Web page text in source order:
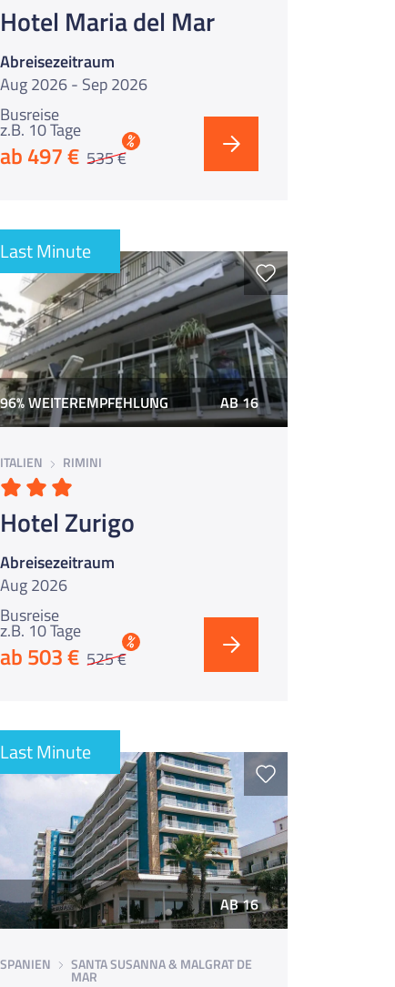
Hotel Maria del Mar
Abreisezeitraum
Aug 2026 - Sep 2026
Busreise
z.B. 10 Tage
ab 497 € 535 €
%
Last Minute
96% WEITEREMPFEHLUNG AB 16
ITALIEN RIMINI
Hotel Zurigo
Abreisezeitraum
Aug 2026
Busreise
z.B. 10 Tage
ab 503 € 525 €
%
Last Minute
AB 16
SPANIEN SANTA SUSANNA & MALGRAT DE
MAR